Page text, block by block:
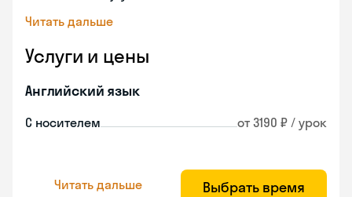
Читать дальше
Услуги и цены
Английский язык
С носителем от 3190 ₽ / урок
Читать дальше Выбрать время